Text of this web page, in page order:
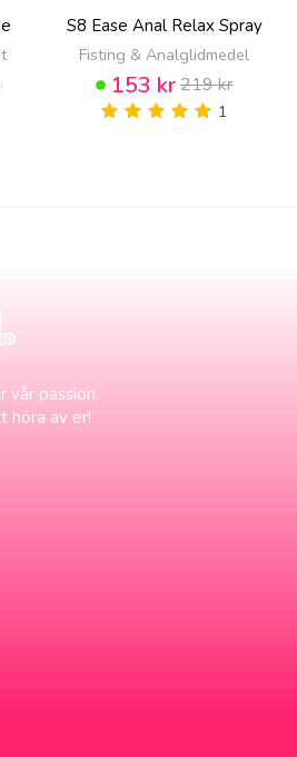
S8 Ease Anal Relax Spray
Fisting & Analglidmedel
153 kr219 kr
1
vår passion.
höra av er!